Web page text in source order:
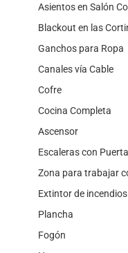
Asientos en Salón
Blackout en las
Ganchos para Ropa
Canales vía Cable
Cofre
Cocina Completa
Ascensor
Escaleras con
Zona para trabajar
Extintor de incendios
Plancha
Fogón